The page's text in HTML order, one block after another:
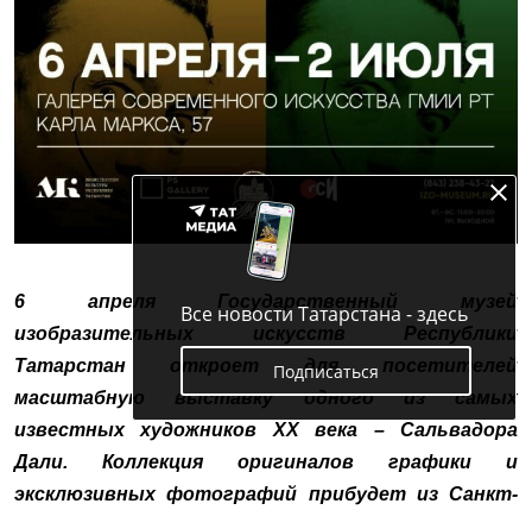
6 апреля Государственный музей
изобразительных искусств Республики
Татарстан откроет для посетителей
масштабную выставку одного из самых
известных художников ХХ века – Сальвадора
Дали. Коллекция оригиналов графики и
эксклюзивных фотографий прибудет из Санкт-
Все новости Татарстана - здесь
Подписаться